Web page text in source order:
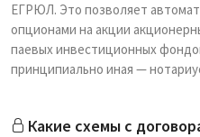
ЕГРЮЛ. Это позволяет
опционами на акции
паевых инвестиционных
принципиально иная —
Какие схемы с